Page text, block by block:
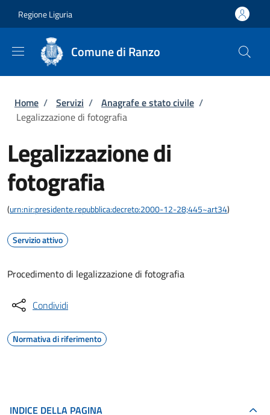
Regione Liguria
Comune di Ranzo
Briciole di pane
Home / Servizi / Anagrafe e stato civile /
Legalizzazione di fotografia
Legalizzazione di
fotografia
(urn:nir:presidente.repubblica:decreto:2000-12-28;445~art34)
Servizio attivo
Procedimento di legalizzazione di fotografia
Condividi
Normativa di riferimento
INDICE DELLA PAGINA